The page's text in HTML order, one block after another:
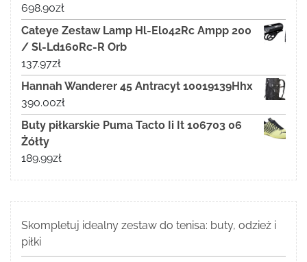
698.90zł
Cateye Zestaw Lamp Hl-El042Rc Ampp 200
/ Sl-Ld160Rc-R Orb
137.97zł
Hannah Wanderer 45 Antracyt 10019139Hhx
390.00zł
Buty piłkarskie Puma Tacto Ii It 106703 06
Żółty
189.99zł
Skompletuj idealny zestaw do tenisa: buty, odzież i
piłki